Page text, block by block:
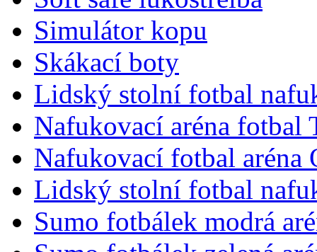
Simulátor kopu
Skákací boty
Lidský stolní fotbal
Nafukovací aréna fotbal
Nafukovací fotbal aréna
Lidský stolní fotbal
Sumo fotbálek modrá